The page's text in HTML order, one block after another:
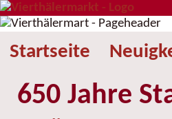
Startseite
650 Jahre